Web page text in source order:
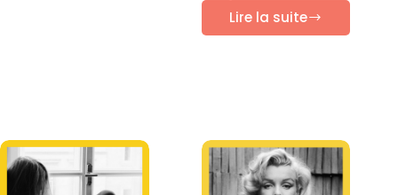
Lire la suite
traitement